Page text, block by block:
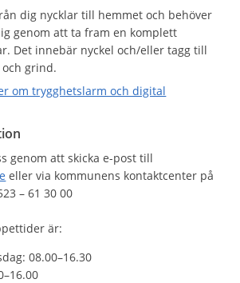
dig nycklar till hemmet och behöver
genom att ta fram en komplett
Det innebär nyckel och/eller tagg till
grind.
om trygghetslarm och digital
genom att skicka e-post till
eller via kommunens kontaktcenter på
– 61 30 00
är:
08.00–16.30